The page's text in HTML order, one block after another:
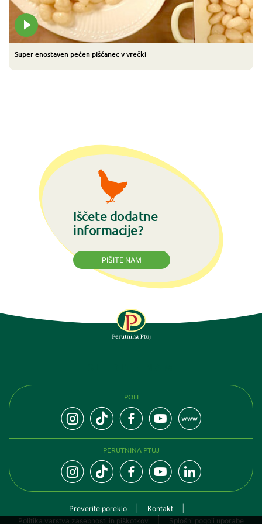
Super enostaven pečen piščanec v vrečki
Iščete dodatne
informacije?
PIŠITE NAM
POLI
PERUTNINA PTUJ
Preverite poreklo
Kontakt
Politika varstva zasebnosti in piškotkov
Splošni pogoji uporabe